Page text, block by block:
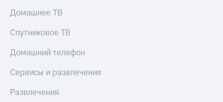
Домашнее ТВ
Спутниковое ТВ
Домашний телефон
Сервисы и развлечения
Развлечения